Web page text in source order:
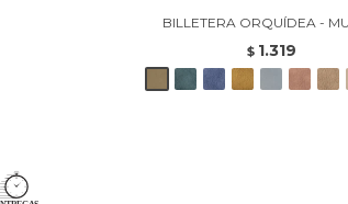
BILLETERA ORQUÍDEA -
$ 1.319